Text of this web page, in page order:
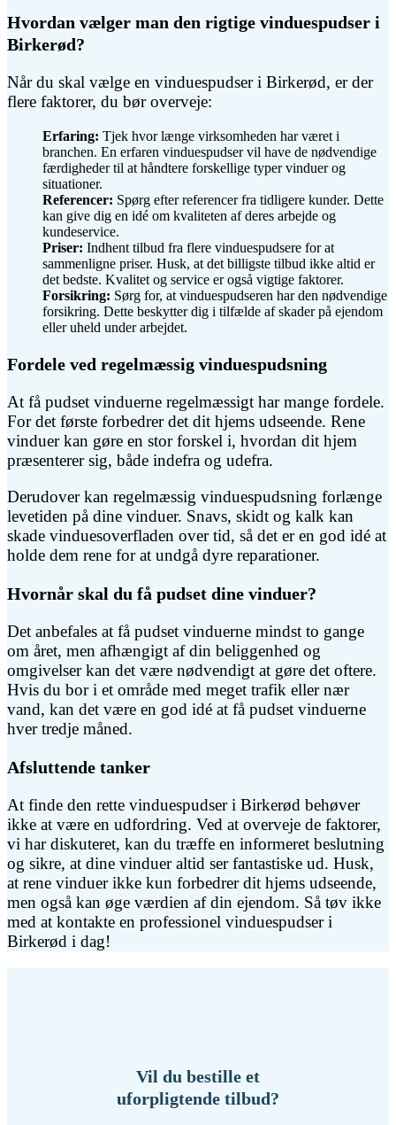
Hvordan vælger man den rigtige vinduespudser i
Birkerød?
Når du skal vælge en vinduespudser i Birkerød, er der
flere faktorer, du bør overveje:
Erfaring: Tjek hvor længe virksomheden har været i
branchen. En erfaren vinduespudser vil have de nødvendige
færdigheder til at håndtere forskellige typer vinduer og
situationer.
Referencer: Spørg efter referencer fra tidligere kunder. Dette
kan give dig en idé om kvaliteten af deres arbejde og
kundeservice.
Priser: Indhent tilbud fra flere vinduespudsere for at
sammenligne priser. Husk, at det billigste tilbud ikke altid er
det bedste. Kvalitet og service er også vigtige faktorer.
Forsikring: Sørg for, at vinduespudseren har den nødvendige
forsikring. Dette beskytter dig i tilfælde af skader på ejendom
eller uheld under arbejdet.
Fordele ved regelmæssig vinduespudsning
At få pudset vinduerne regelmæssigt har mange fordele.
For det første forbedrer det dit hjems udseende. Rene
vinduer kan gøre en stor forskel i, hvordan dit hjem
præsenterer sig, både indefra og udefra.
Derudover kan regelmæssig vinduespudsning forlænge
levetiden på dine vinduer. Snavs, skidt og kalk kan
skade vinduesoverfladen over tid, så det er en god idé at
holde dem rene for at undgå dyre reparationer.
Hvornår skal du få pudset dine vinduer?
Det anbefales at få pudset vinduerne mindst to gange
om året, men afhængigt af din beliggenhed og
omgivelser kan det være nødvendigt at gøre det oftere.
Hvis du bor i et område med meget trafik eller nær
vand, kan det være en god idé at få pudset vinduerne
hver tredje måned.
Afsluttende tanker
At finde den rette vinduespudser i Birkerød behøver
ikke at være en udfordring. Ved at overveje de faktorer,
vi har diskuteret, kan du træffe en informeret beslutning
og sikre, at dine vinduer altid ser fantastiske ud. Husk,
at rene vinduer ikke kun forbedrer dit hjems udseende,
men også kan øge værdien af din ejendom. Så tøv ikke
med at kontakte en professionel vinduespudser i
Birkerød i dag!
Vil du bestille et
uforpligtende tilbud?